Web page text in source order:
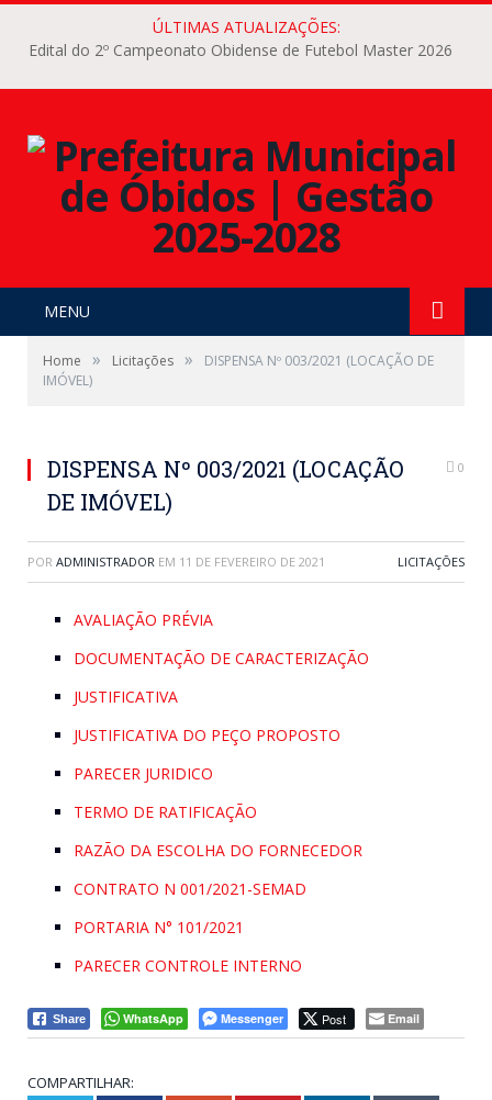
ÚLTIMAS ATUALIZAÇÕES:
Edital do 2º Campeonato Obidense de Futebol Master 2026
MENU
Home » Licitações »
DISPENSA Nº 003/2021 (LOCAÇÃO DE
IMÓVEL)
DISPENSA Nº 003/2021 (LOCAÇÃO
DE IMÓVEL)
0
POR ADMINISTRADOR EM 11 DE FEVEREIRO DE 2021 LICITAÇÕES
AVALIAÇÃO PRÉVIA
DOCUMENTAÇÃO DE CARACTERIZAÇÃO
JUSTIFICATIVA
JUSTIFICATIVA DO PEÇO PROPOSTO
PARECER JURIDICO
TERMO DE RATIFICAÇÃO
RAZÃO DA ESCOLHA DO FORNECEDOR
CONTRATO N 001/2021-SEMAD
PORTARIA N° 101/2021
PARECER CONTROLE INTERNO
Share WhatsApp Messenger Post Email
COMPARTILHAR: